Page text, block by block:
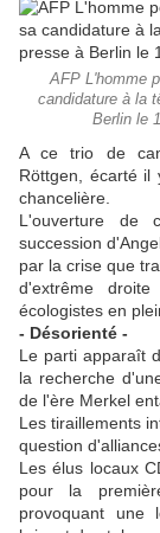
AFP L'homme
candidature à la
Berlin le
A ce trio de
Röttgen, écarté il
chancelière.
L'ouverture de
succession
par la crise que
d'extrême
écologistes en
- Désorienté -
Le parti apparaît
la recherche
de l'ère Merkel
Les tiraillements
question
Les élus locaux
pour la
provoquant une